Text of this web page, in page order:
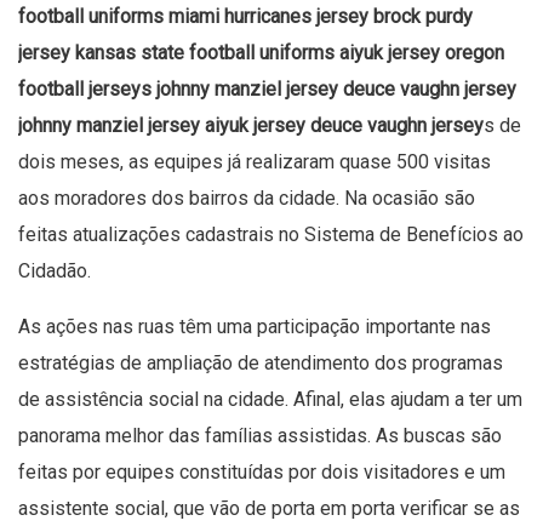
football uniforms miami hurricanes jersey brock purdy
jersey kansas state football uniforms aiyuk jersey oregon
football jerseys johnny manziel jersey deuce vaughn jersey
johnny manziel jersey aiyuk jersey deuce vaughn jerseys de
dois meses, as equipes já realizaram quase 500 visitas
aos moradores dos bairros da cidade. Na ocasião são
feitas atualizações cadastrais no Sistema de Benefícios ao
Cidadão.
As ações nas ruas têm uma participação importante nas
estratégias de ampliação de atendimento dos programas
de assistência social na cidade. Afinal, elas ajudam a ter um
panorama melhor das famílias assistidas. As buscas são
feitas por equipes constituídas por dois visitadores e um
assistente social, que vão de porta em porta verificar se as